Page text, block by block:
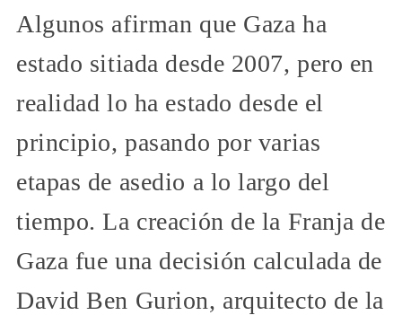
Algunos afirman que Gaza ha
estado sitiada desde 2007, pero en
realidad lo ha estado desde el
principio, pasando por varias
etapas de asedio a lo largo del
tiempo. La creación de la Franja de
Gaza fue una decisión calculada de
David Ben Gurion, arquitecto de la